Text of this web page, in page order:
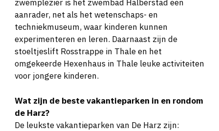
zwemplezier is het zwembad Halberstad een
aanrader, net als het wetenschaps- en
techniekmuseum, waar kinderen kunnen
experimenteren en leren. Daarnaast zijn de
stoeltjeslift Rosstrappe in Thale en het
omgekeerde Hexenhaus in Thale leuke activiteiten
voor jongere kinderen​​​​​​​.
Wat zijn de beste vakantieparken in en rondom
de Harz?
De leukste vakantieparken van De Harz zijn: